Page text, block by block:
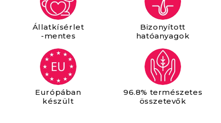
Állatkísérlet
-mentes
Bizonyított
hatóanyagok
Európában
készült
96.8% természetes
összetevők